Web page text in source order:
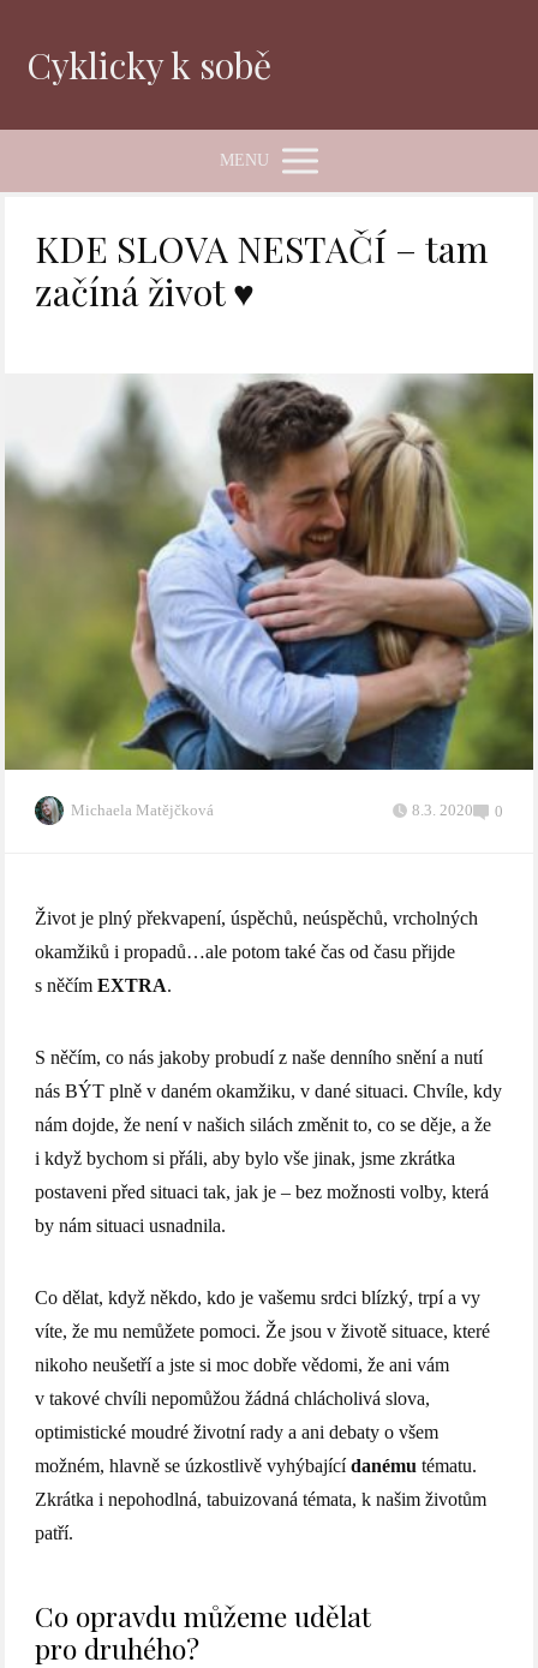
Cyklicky k sobě
MENU
KDE SLOVA NESTAČÍ – tam
začíná život ♥
Michaela Matějčková 8.3. 2020 0
Život je plný překvapení, úspěchů, neúspěchů, vrcholných
okamžiků i propadů…ale potom také čas od času přijde
s něčímEXTRA.
S něčím, co nás jakoby probudí z naše denního snění a nutí
nás BÝT plně v daném okamžiku, v dané situaci. Chvíle, kdy
nám dojde, že není v našich silách změnit to, co se děje, a že
i když bychom si přáli, aby bylo vše jinak, jsme zkrátka
postaveni před situaci tak, jak je – bez možnosti volby, která
by nám situaci usnadnila.
Co dělat, když někdo, kdo je vašemu srdci blízký, trpí a vy
víte, že mu nemůžete pomoci. Že jsou v životě situace, které
nikoho neušetří a jste si moc dobře vědomi, že ani vám
v takové chvíli nepomůžou žádná chlácholivá slova,
optimistické moudré životní rady a ani debaty o všem
možném, hlavně se úzkostlivě vyhýbajícídanému tématu.
Zkrátka i nepohodlná, tabuizovaná témata, k našim životům
patří.
Co opravdu můžeme udělat
pro druhého?